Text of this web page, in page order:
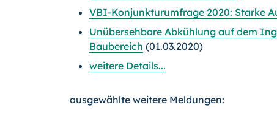
VBI-Konjunkturumfrage 2020: Starke
Unübersehbare Abkühlung auf dem
Baubereich (01.03.2020)
weitere Details...
ausgewählte weitere Meldungen: